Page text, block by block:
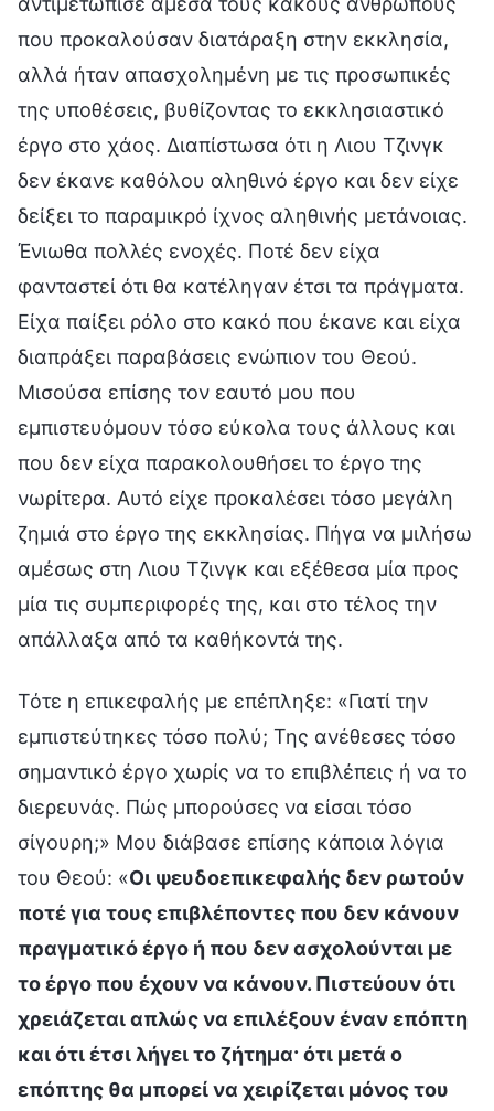
που προκαλούσαν διατάραξη στην εκκλησία,
αλλά ήταν απασχολημένη με τις προσωπικές
της υποθέσεις, βυθίζοντας το εκκλησιαστικό
έργο στο χάος. Διαπίστωσα ότι η Λιου Τζινγκ
δεν έκανε καθόλου αληθινό έργο και δεν είχε
δείξει το παραμικρό ίχνος αληθινής μετάνοιας.
Ένιωθα πολλές ενοχές. Ποτέ δεν είχα
φανταστεί ότι θα κατέληγαν έτσι τα πράγματα.
Είχα παίξει ρόλο στο κακό που έκανε και είχα
διαπράξει παραβάσεις ενώπιον του Θεού.
Μισούσα επίσης τον εαυτό μου που
εμπιστευόμουν τόσο εύκολα τους άλλους και
που δεν είχα παρακολουθήσει το έργο της
νωρίτερα. Αυτό είχε προκαλέσει τόσο μεγάλη
ζημιά στο έργο της εκκλησίας. Πήγα να μιλήσω
αμέσως στη Λιου Τζινγκ και εξέθεσα μία προς
μία τις συμπεριφορές της, και στο τέλος την
απάλλαξα από τα καθήκοντά της.
Τότε η επικεφαλής με επέπληξε: «Γιατί την
εμπιστεύτηκες τόσο πολύ; Της ανέθεσες τόσο
σημαντικό έργο χωρίς να το επιβλέπεις ή να το
διερευνάς. Πώς μπορούσες να είσαι τόσο
σίγουρη;» Μου διάβασε επίσης κάποια λόγια
του Θεού: «Οι ψευδοεπικεφαλής δεν ρωτούν
ποτέ για τους επιβλέποντες που δεν κάνουν
πραγματικό έργο ή που δεν ασχολούνται με
το έργο που έχουν να κάνουν. Πιστεύουν ότι
χρειάζεται απλώς να επιλέξουν έναν επόπτη
και ότι έτσι λήγει το ζήτημα· ότι μετά ο
επόπτης θα μπορεί να χειρίζεται μόνος του